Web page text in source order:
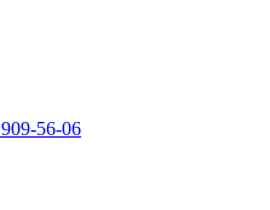
56-06